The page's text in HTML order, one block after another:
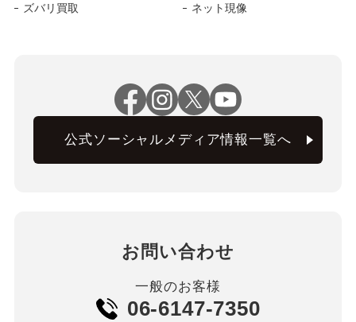
ズバリ買取 ネット現像
公式ソーシャルメディア情報一覧へ
お問い合わせ
一般のお客様
06-6147-7350